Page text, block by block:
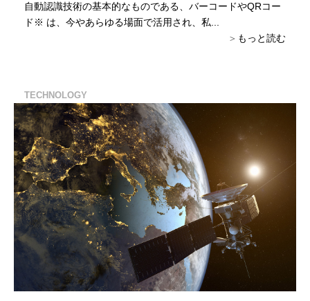
自動認識技術の基本的なものである、バーコードやQRコー
ド※ は、今やあらゆる場面で活用され、私...
もっと読む
TECHNOLOGY